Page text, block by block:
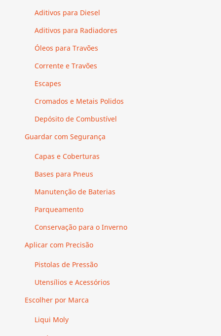
Aditivos para Diesel
Aditivos para Radiadores
Óleos para Travões
Corrente e Travões
Escapes
Cromados e Metais Polidos
Depósito de Combustível
Guardar com Segurança
Capas e Coberturas
Bases para Pneus
Manutenção de Baterias
Parqueamento
Conservação para o Inverno
Aplicar com Precisão
Pistolas de Pressão
Utensílios e Acessórios
Escolher por Marca
Liqui Moly